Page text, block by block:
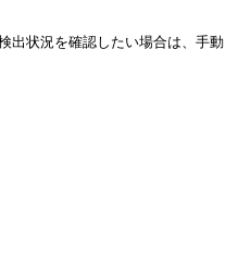
出状況を確認したい場合は、手動